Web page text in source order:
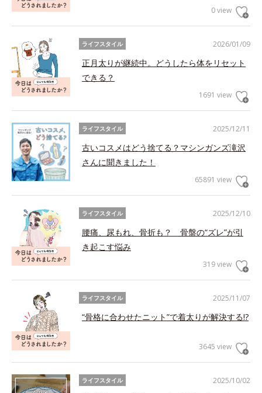
0 view
2026/01/09
ライフスタイル
正月太りが継続中。どうしたら体をリセット
できる？
1691 view
2025/12/11
ライフスタイル
古いコスメはどう捨てる？マシンガンズ滝沢
さんに聞きました！
65891 view
2025/12/10
ライフスタイル
腰痛、尿もれ、骨折も？ 骨盤の“ズレ”が引
き起こす悩み
319 view
2025/11/07
ライフスタイル
“骨格に合わせたニット”で着太りが解決する!?
3645 view
2025/10/02
ライフスタイル